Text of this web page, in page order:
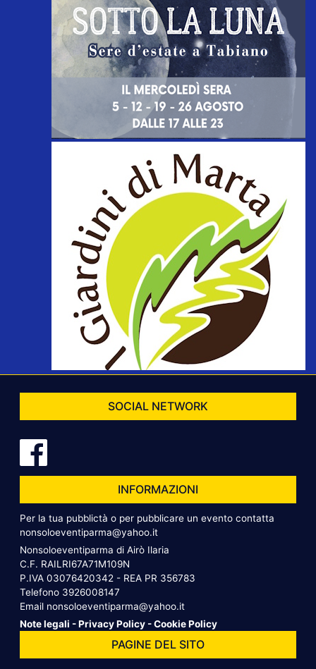
SOCIAL NETWORK
INFORMAZIONI
Per la tua pubblictà o per pubblicare un evento contatta
nonsoloeventiparma@yahoo.it
Nonsoloeventiparma di Airò Ilaria
C.F. RAILRI67A71M109N
P.IVA 03076420342 - REA PR 356783
Telefono 3926008147
Email nonsoloeventiparma@yahoo.it
Note legali -Privacy Policy -Cookie Policy
PAGINE DEL SITO